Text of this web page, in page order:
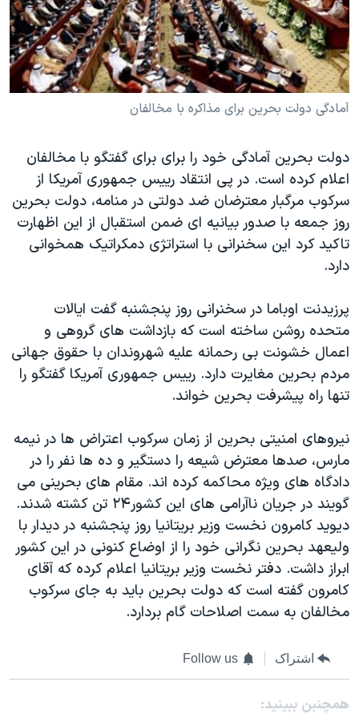
فرهنگ و زندگی
حقوق شهروندی
اقتصادی
علم و فناوری
گالری عکس
آرشیو پخش زنده
مستندها
انتخابات ریاست جمهوری آمریکا ۲۰۲۴
حمله جمهوری اسلامی به اسرائیل
رمز مهسا
اعتراضات زن، زندگی، آزادی
مجموعه مستندهای دادخواهی
تریبونال مردمی آبان ۹۸
دادگاه حمید نوری
قانون شفافیت دارائی کادر رهبری ایران
اعتراضات مردمی آبان ۹۸
اسرائیل در جنگ
نرگس محمدی برنده جایزه نوبل صلح
صفحه‌های ویژه
سفر پرزیدنت ترامپ به چین
دنبال کنید
آمادگی دولت بحرین برای مذاکره با مخالفان
دولت بحرین آمادگی خود را برای برای گفتگو با مخالفان
اعلام کرده است. در پی انتقاد رییس جمهوری آمریکا از
سرکوب مرگبار معترضان ضد دولتی در منامه، دولت بحرین
روز جمعه با صدور بیانیه ای ضمن استقبال از این اظهارت
تاکید کرد این سخنرانی با استراتژی دمکراتیک همخوانی
دارد.
پرزیدنت اوباما در سخنرانی روز پنجشنبه گفت ایالات
متحده روشن ساخته است که بازداشت های گروهی و
اعمال خشونت بی رحمانه علیه شهروندان با حقوق جهانی
مردم بحرین مغایرت دارد. رییس جمهوری آمریکا گفتگو را
تنها راه پیشرفت بحرین خواند.
نیروهای امنیتی بحرین از زمان سرکوب اعتراض ها در نیمه
مارس، صدها معترض شیعه را دستگیر و ده ها نفر را در
دادگاه های ویژه محاکمه کرده اند. مقام های بحرینی می
گویند در جریان ناآرامی های این کشور۲۴ تن کشته شدند.
دیوید کامرون نخست وزیر بریتانیا روز پنجشنبه در دیدار با
ولیعهد بحرین نگرانی خود را از اوضاع کنونی در این کشور
ابراز داشت. دفتر نخست وزیر بریتانیا اعلام کرده که آقای
کامرون گفته است که دولت بحرین باید به جای سرکوب
مخالفان به سمت اصلاحات گام بردارد.
اشتراک Follow us
همچنبن ببینید: